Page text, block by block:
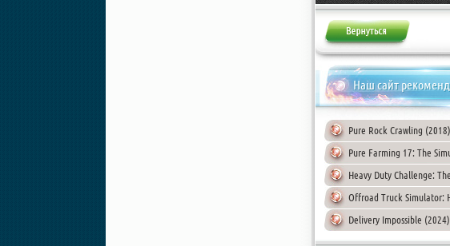
Наш сайт
Pure Rock Crawling
Pure Farming 17: The
Heavy Duty Challenge:
Offroad Truck Simulator:
Delivery Impossible